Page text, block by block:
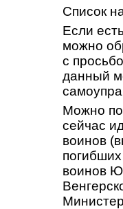
Список
Если
можно
с
данный
Можно
сейчас
воинов
воинов